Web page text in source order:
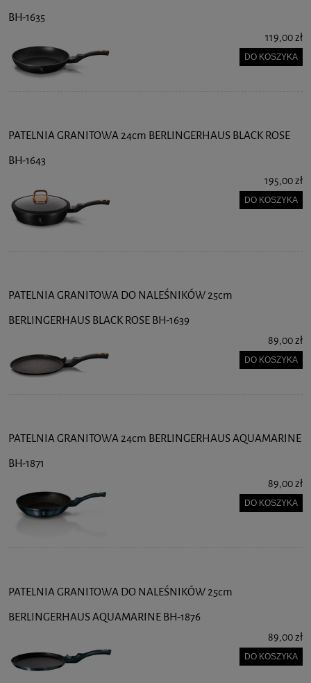
BH-1635
119,00 zł
DO KOSZYKA
PATELNIA GRANITOWA 24cm BERLINGERHAUS BLACK ROSE
BH-1643
195,00 zł
DO KOSZYKA
PATELNIA GRANITOWA DO NALEŚNIKÓW 25cm
BERLINGERHAUS BLACK ROSE BH-1639
89,00 zł
DO KOSZYKA
PATELNIA GRANITOWA 24cm BERLINGERHAUS AQUAMARINE
BH-1871
89,00 zł
DO KOSZYKA
PATELNIA GRANITOWA DO NALEŚNIKÓW 25cm
BERLINGERHAUS AQUAMARINE BH-1876
89,00 zł
DO KOSZYKA